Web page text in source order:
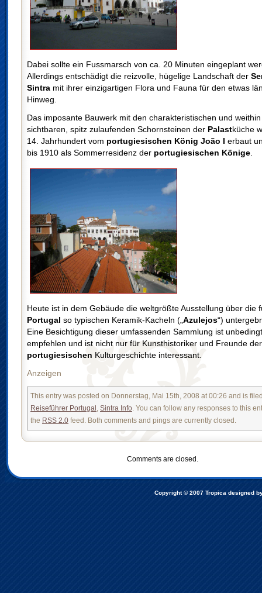
Dabei sollte ein Fussmarsch von ca. 20 Minuten eingeplant
Allerdings entschädigt die reizvolle, hügelige Landschaft der
Sintra mit ihrer einzigartigen Flora und Fauna für den etwas
Hinweg.
Das imposante Bauwerk mit den charakteristischen und weithin
sichtbaren, spitz zulaufenden Schornsteinen der Palastküche
14. Jahrhundert vom portugiesischen König João I
erbaut
bis 1910 als Sommerresidenz der portugiesischen Könige.
Heute ist in dem Gebäude die weltgrößte Ausstellung über die
Portugal so typischen Keramik-Kacheln („Azulejos“)
Eine Besichtigung dieser umfassenden Sammlung ist
empfehlen und ist nicht nur für Kunsthistoriker und Freunde der
portugiesischen Kulturgeschichte interessant.
Anzeigen
This entry was posted on Donnerstag, Mai 15th, 2008 at 00:26 and is
Reiseführer Portugal , Sintra Info. You can follow any responses to this
the RSS 2.0 feed. Both comments and pings are currently closed.
Comments are closed.
Copyright © 2007 Tropica designed